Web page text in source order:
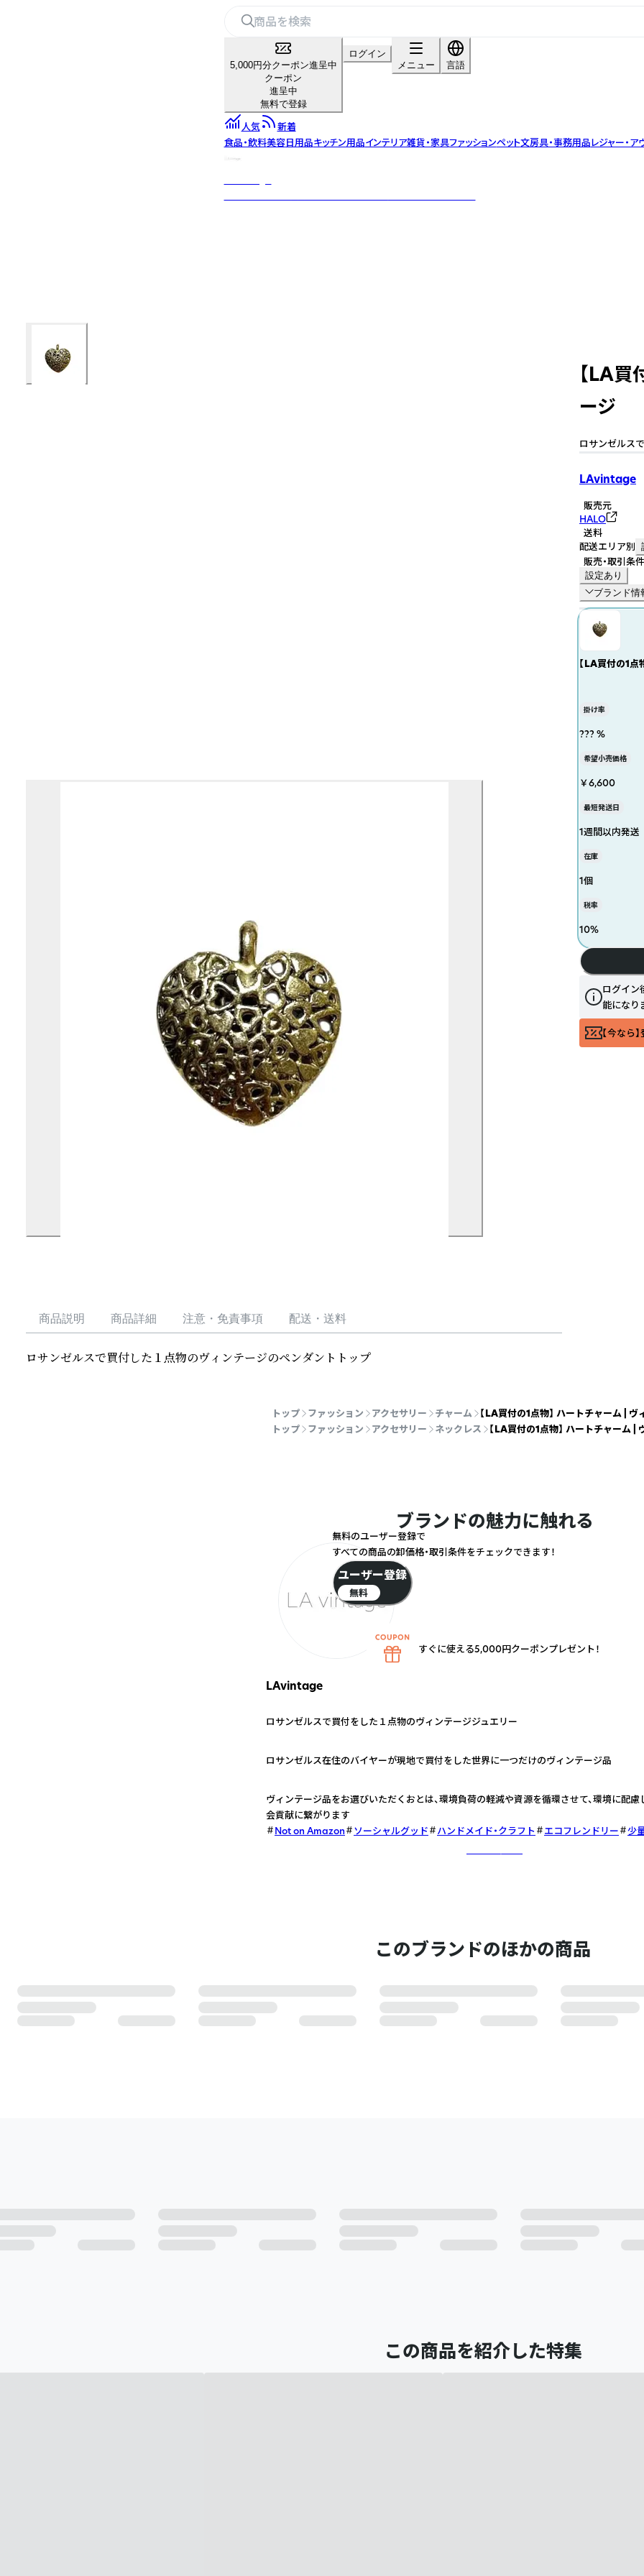
5,000円分クーポン進呈中
クーポン
進呈中
無料で登録
ログイン
メニュー
言語
人気
新着
食品・飲料美容日用品キッチン用品インテリア雑貨・家具ファッションペット文房具・事務用品レジャー・ア
商品説明 商品詳細 注意・免責事項 配送・送料
ロサンゼルスで買付した１点物のヴィンテージのペンダントトップ
【LA
ージ
ロサンゼルス
LAvintage
販売元
HALO
送料
配送エリア別
販売・取引条件
設定あり
ブランド情
【LA買付の1点
掛け率
??? %
希望小売価格
￥6,600
最短発送日
1週間以内発送
在庫
1個
税率
10%
ログイン
能になり
【今なら
トップ ファッション アクセサリー チャーム
【LA買付の1点物】 ハートチャーム | ヴ
トップ
ファッション アクセサリー ネックレス 【LA買付の1点物】 ハートチャーム |
ブランドの魅力に触れる
LAvintage
ロサンゼルスで買付をした１点物のヴィンテージジュエリー
ロサンゼルス在住のバイヤーが現地で買付をした世界に一つだけのヴィンテージ品
ヴィンテージ品をお選びいただくおとは、環境負荷の軽減や資源を循環させて、環境に配
会貢献に繋がります
Not on Amazon
ソーシャルグッド ハンドメイド・クラフト エコフレンドリー
少
このブランドのほかの商品
この商品を紹介した特集
無料のユーザー登録で
すべての商品の卸価格・取引条件をチェックできます！
ユーザー登録
無料
すぐに使える5,000円クーポンプレゼント！